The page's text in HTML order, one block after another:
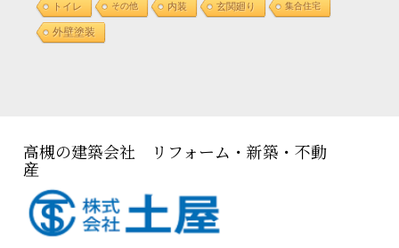
トイレ その他 内装 玄関廻り 集合住宅
外壁塗装
高槻の建築会社 リフォーム・新築・不動
産